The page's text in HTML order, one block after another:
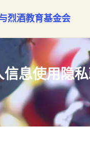
烈酒教育基金会
息使用隐